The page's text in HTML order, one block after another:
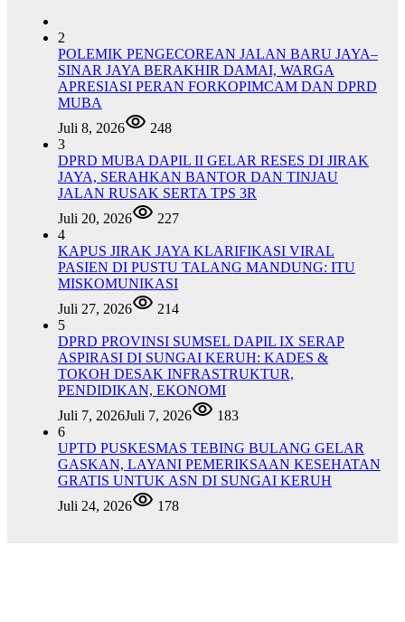
2
POLEMIK PENGECOREAN JALAN BARU JAYA–
SINAR JAYA BERAKHIR DAMAI, WARGA
APRESIASI PERAN FORKOPIMCAM DAN DPRD
MUBA
Juli 8, 2026
248
3
DPRD MUBA DAPIL II GELAR RESES DI JIRAK
JAYA, SERAHKAN BANTOR DAN TINJAU
JALAN RUSAK SERTA TPS 3R
Juli 20, 2026
227
4
KAPUS JIRAK JAYA KLARIFIKASI VIRAL
PASIEN DI PUSTU TALANG MANDUNG: ITU
MISKOMUNIKASI
Juli 27, 2026
214
5
DPRD PROVINSI SUMSEL DAPIL IX SERAP
ASPIRASI DI SUNGAI KERUH: KADES &
TOKOH DESAK INFRASTRUKTUR,
PENDIDIKAN, EKONOMI
Juli 7, 2026Juli 7, 2026
183
6
UPTD PUSKESMAS TEBING BULANG GELAR
GASKAN, LAYANI PEMERIKSAAN KESEHATAN
GRATIS UNTUK ASN DI SUNGAI KERUH
Juli 24, 2026
178